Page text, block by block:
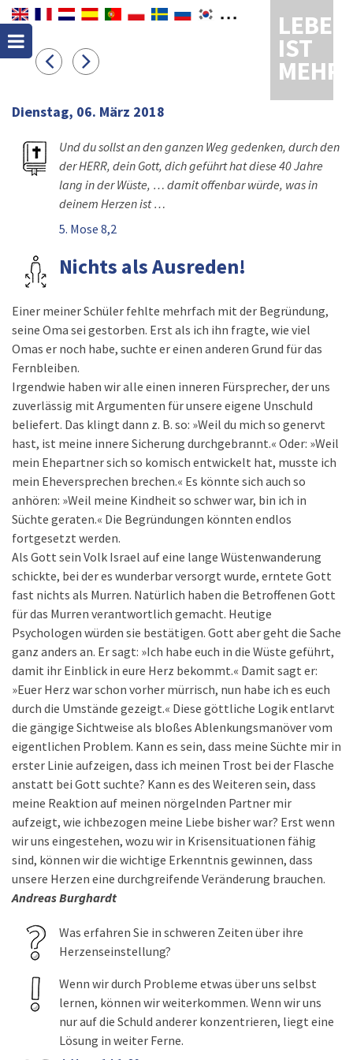
LEBEN
IST
MEHR
Dienstag, 06. März 2018
Und du sollst an den ganzen Weg gedenken, durch den
der HERR, dein Gott, dich geführt hat diese 40 Jahre
lang in der Wüste, … damit offenbar würde, was in
deinem Herzen ist …
5. Mose 8,2
Nichts als Ausreden!
Einer meiner Schüler fehlte mehrfach mit der Begründung,
seine Oma sei gestorben. Erst als ich ihn fragte, wie viel
Omas er noch habe, suchte er einen anderen Grund für das
Fernbleiben.
Irgendwie haben wir alle einen inneren Fürsprecher, der uns
zuverlässig mit Argumenten für unsere eigene Unschuld
beliefert. Das klingt dann z. B. so: »Weil du mich so genervt
hast, ist meine innere Sicherung durchgebrannt.« Oder: »Weil
mein Ehepartner sich so komisch entwickelt hat, musste ich
mein Eheversprechen brechen.« Es könnte sich auch so
anhören: »Weil meine Kindheit so schwer war, bin ich in
Süchte geraten.« Die Begründungen könnten endlos
fortgesetzt werden.
Als Gott sein Volk Israel auf eine lange Wüstenwanderung
schickte, bei der es wunderbar versorgt wurde, erntete Gott
fast nichts als Murren. Natürlich haben die Betroffenen Gott
für das Murren verantwortlich gemacht. Heutige
Psychologen würden sie bestätigen. Gott aber geht die Sache
ganz anders an. Er sagt: »Ich habe euch in die Wüste geführt,
damit ihr Einblick in eure Herz bekommt.« Damit sagt er:
»Euer Herz war schon vorher mürrisch, nun habe ich es euch
durch die Umstände gezeigt.« Diese göttliche Logik entlarvt
die gängige Sichtweise als bloßes Ablenkungsmanöver vom
eigentlichen Problem. Kann es sein, dass meine Süchte mir in
erster Linie aufzeigen, dass ich meinen Trost bei der Flasche
anstatt bei Gott suchte? Kann es des Weiteren sein, dass
meine Reaktion auf meinen nörgelnden Partner mir
aufzeigt, wie ichbezogen meine Liebe bisher war? Erst wenn
wir uns eingestehen, wozu wir in Krisensituationen fähig
sind, können wir die wichtige Erkenntnis gewinnen, dass
unsere Herzen eine durchgreifende Veränderung brauchen.
Andreas Burghardt
Was erfahren Sie in schweren Zeiten über ihre
Herzenseinstellung?
Wenn wir durch Probleme etwas über uns selbst
lernen, können wir weiterkommen. Wenn wir uns
nur auf die Schuld anderer konzentrieren, liegt eine
Lösung in weiter Ferne.